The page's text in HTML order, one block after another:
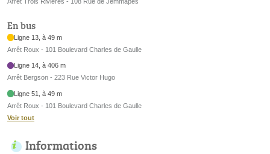
Arrêt Trois Rivières - 108 Rue de Jemmapes
En bus
Ligne 13, à 49 m
Arrêt Roux - 101 Boulevard Charles de Gaulle
Ligne 14, à 406 m
Arrêt Bergson - 223 Rue Victor Hugo
Ligne 51, à 49 m
Arrêt Roux - 101 Boulevard Charles de Gaulle
Voir tout
Informations